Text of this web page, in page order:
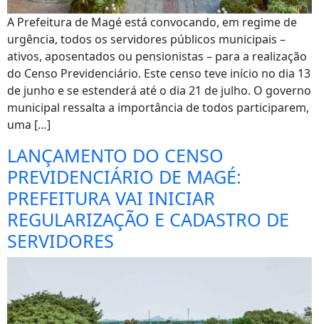
A Prefeitura de Magé está convocando, em regime de
urgência, todos os servidores públicos municipais –
ativos, aposentados ou pensionistas – para a realização
do Censo Previdenciário. Este censo teve início no dia 13
de junho e se estenderá até o dia 21 de julho. O governo
municipal ressalta a importância de todos participarem,
uma […]
LANÇAMENTO DO CENSO
PREVIDENCIÁRIO DE MAGÉ:
PREFEITURA VAI INICIAR
REGULARIZAÇÃO E CADASTRO DE
SERVIDORES